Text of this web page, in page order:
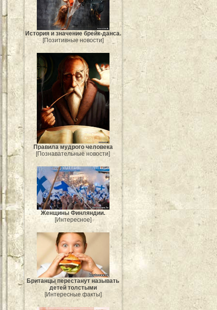
История и значение брейк-данса.
[Позитивные новости]
Правила мудрого человека
[Познавательные новости]
Женщины Финляндии.
[Интересное]
Британцы перестанут называть
детей толстыми
[Интересные факты]